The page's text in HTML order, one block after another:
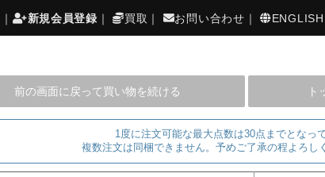
｜ 新規会員登録 ｜ 買取 ｜ お問い合わせ ｜
前の画面に戻って買い物を続ける ト
1度に注文可能な最大点数は30点までとなっ
複数注文は同梱できません。予めご了承の程よろし